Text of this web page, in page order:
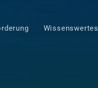
Wissenswertes